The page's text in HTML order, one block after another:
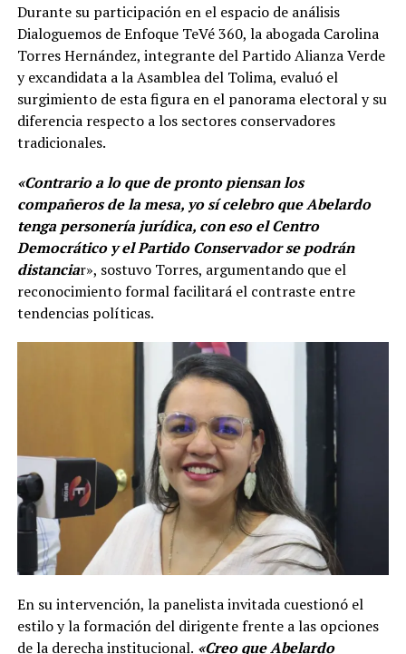
Durante su participación en el espacio de análisis
Dialoguemos de Enfoque TeVé 360, la abogada Carolina
Torres Hernández, integrante del Partido Alianza Verde
y excandidata a la Asamblea del Tolima, evaluó el
surgimiento de esta figura en el panorama electoral y su
diferencia respecto a los sectores conservadores
tradicionales.
«Contrario a lo que de pronto piensan los
compañeros de la mesa, yo sí celebro que Abelardo
tenga personería jurídica, con eso el Centro
Democrático y el Partido Conservador se podrán
distanciar», sostuvo Torres, argumentando que el
reconocimiento formal facilitará el contraste entre
tendencias políticas.
En su intervención, la panelista invitada cuestionó el
estilo y la formación del dirigente frente a las opciones
de la derecha institucional. «Creo que Abelardo